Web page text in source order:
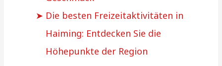
Die besten Freizeitaktivitäten in
Haiming: Entdecken Sie die
Höhepunkte der Region